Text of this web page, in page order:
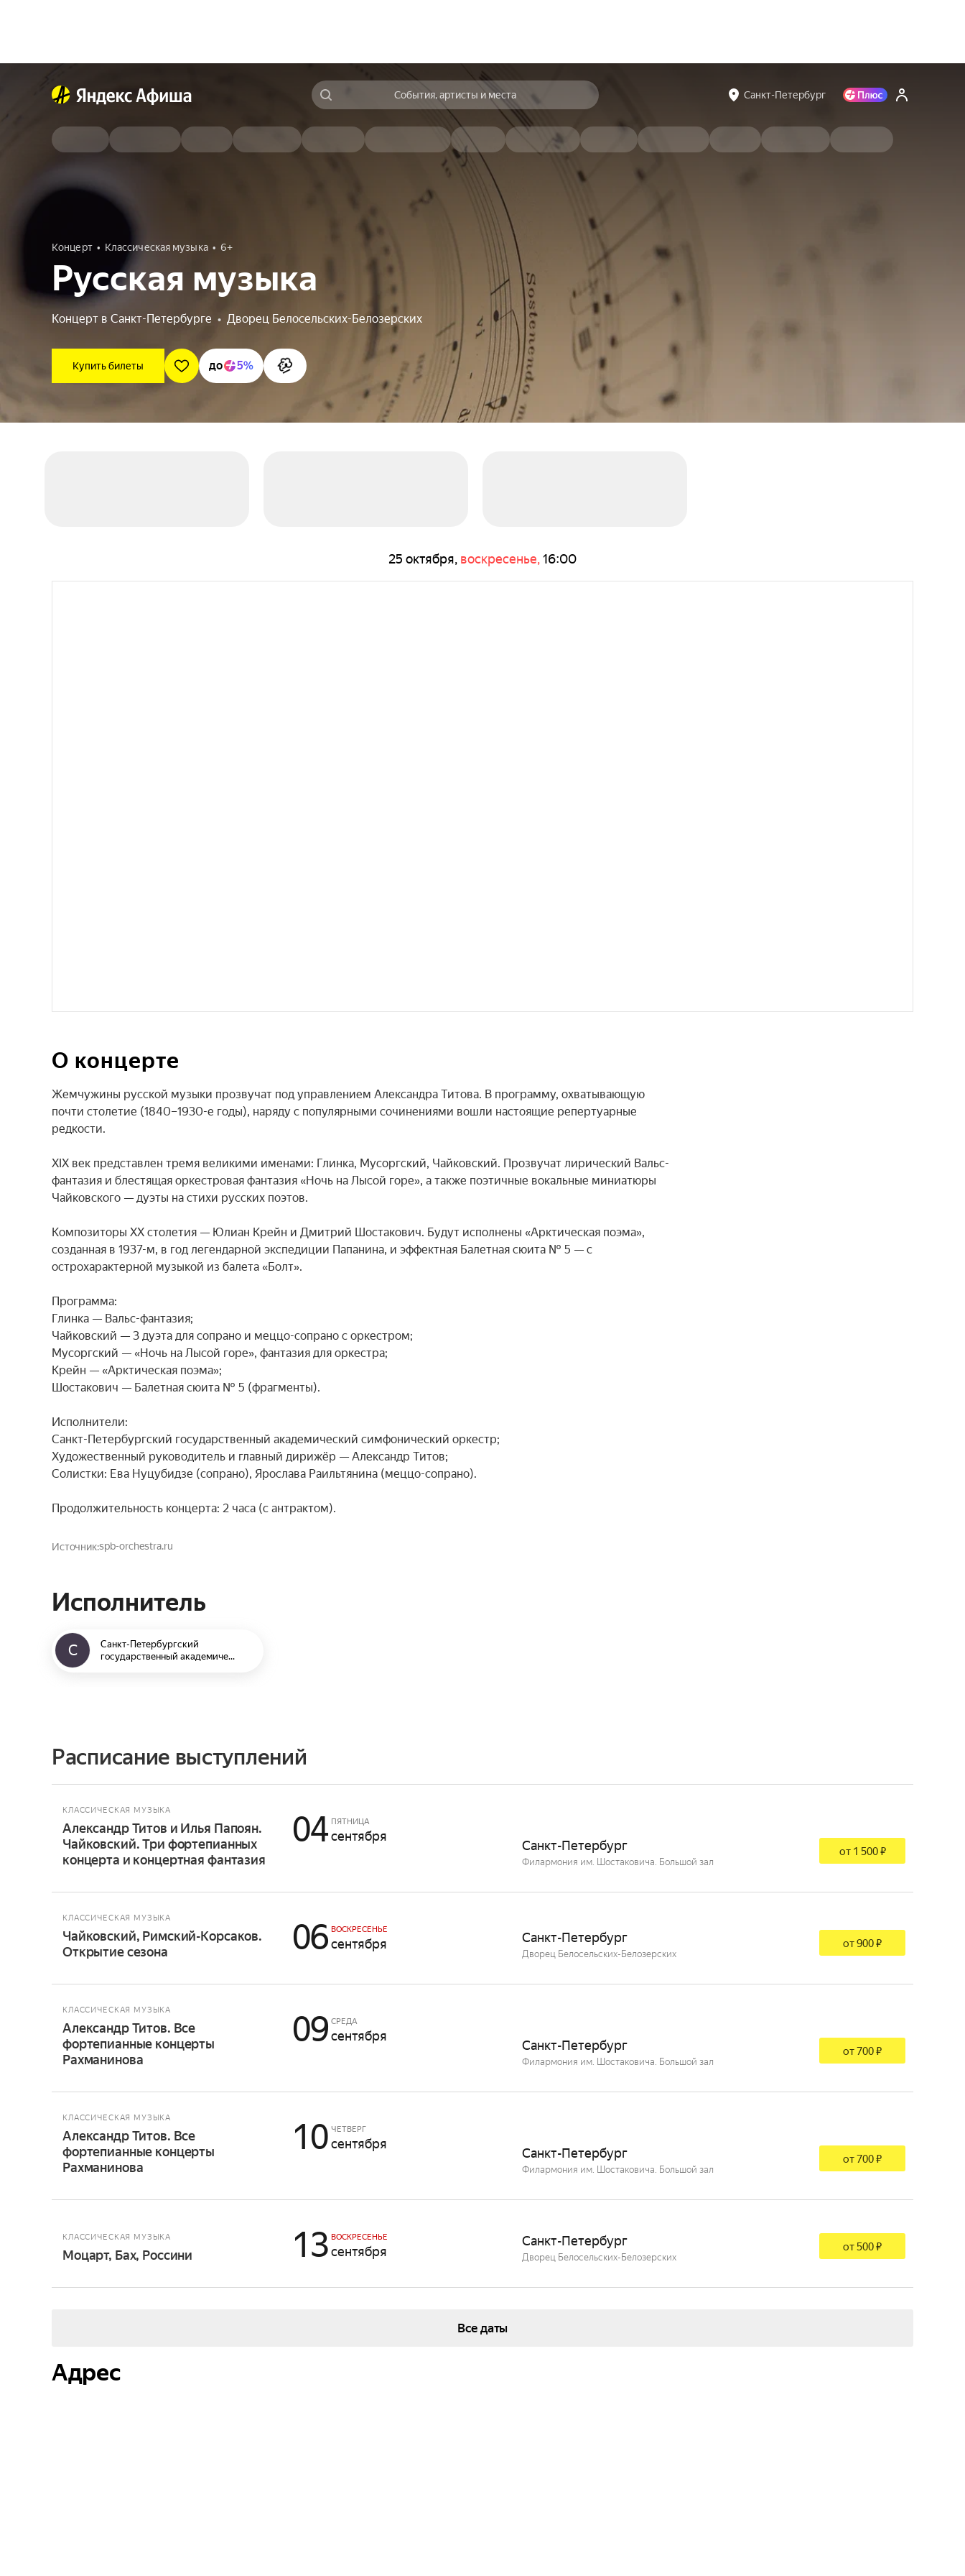
События, артисты и места Санкт-Петербург
Концерт Классическая музыка 6+
Русская музыка
Концерт в Санкт-Петербурге • Дворец Белосельских-Белозерских
Купить билеты до 5%
25 октября, воскресенье, 16:00
О концерте
Жемчужины русской музыки прозвучат под управлением Александра Титова. В программу, охватывающую
почти столетие (1840–1930-е годы), наряду с популярными сочинениями вошли настоящие репертуарные
редкости.
XIX век представлен тремя великими именами: Глинка, Мусоргский, Чайковский. Прозвучат лирический Вальс-
фантазия и блестящая оркестровая фантазия «Ночь на Лысой горе», а также поэтичные вокальные миниатюры
Чайковского — дуэты на стихи русских поэтов.
Композиторы XX столетия — Юлиан Крейн и Дмитрий Шостакович. Будут исполнены «Арктическая поэма»,
созданная в 1937-м, в год легендарной экспедиции Папанина, и эффектная Балетная сюита № 5 — с
острохарактерной музыкой из балета «Болт».
Программа:
Глинка — Вальс-фантазия;
Чайковский — 3 дуэта для сопрано и меццо-сопрано с оркестром;
Мусоргский — «Ночь на Лысой горе», фантазия для оркестра;
Крейн — «Арктическая поэма»;
Шостакович — Балетная сюита № 5 (фрагменты).
Исполнители:
Санкт-Петербургский государственный академический симфонический оркестр;
Художественный руководитель и главный дирижёр — Александр Титов;
Солистки: Ева Нуцубидзе (сопрано), Ярослава Раильтянина (меццо-сопрано).
Продолжительность концерта: 2 часа (с антрактом).
Источникspb-orchestra.ru
Исполнитель
С
Санкт-Петербургский
государственный академиче...
Расписание выступлений
КЛАССИЧЕСКАЯ МУЗЫКА
Александр Титов и Илья Папоян.
Чайковский. Три фортепианных
концерта и концертная фантазия
04 ПЯТНИЦА
сентября
Санкт-Петербург
Филармония им. Шостаковича. Большой зал
от 1 500 ₽
КЛАССИЧЕСКАЯ МУЗЫКА
Чайковский, Римский-Корсаков.
Открытие сезона
06 ВОСКРЕСЕНЬЕ
сентября Санкт-Петербург
Дворец Белосельских-Белозерских
от 900 ₽
КЛАССИЧЕСКАЯ МУЗЫКА
Александр Титов. Все
фортепианные концерты
Рахманинова
09 СРЕДА
сентября
Санкт-Петербург
Филармония им. Шостаковича. Большой зал
от 700 ₽
КЛАССИЧЕСКАЯ МУЗЫКА
Александр Титов. Все
фортепианные концерты
Рахманинова
10 ЧЕТВЕРГ
сентября
Санкт-Петербург
Филармония им. Шостаковича. Большой зал
от 700 ₽
КЛАССИЧЕСКАЯ МУЗЫКА
Моцарт, Бах, Россини 13 ВОСКРЕСЕНЬЕ
сентября
Санкт-Петербург
Дворец Белосельских-Белозерских
от 500 ₽
Все даты
Адрес